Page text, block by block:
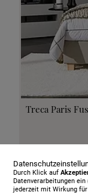
Treca Paris
Durch Klick auf
Datenverarbeitungen ein
jederzeit mit Wirkung